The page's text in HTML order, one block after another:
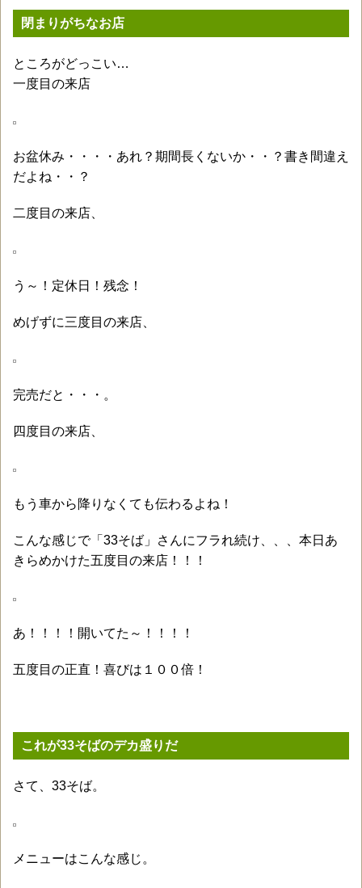
閉まりがちなお店
ところがどっこい…
一度目の来店
お盆休み・・・・あれ？期間長くないか・・？書き間違え
だよね・・？
二度目の来店、
う～！定休日！残念！
めげずに三度目の来店、
完売だと・・・。
四度目の来店、
もう車から降りなくても伝わるよね！
こんな感じで「33そば」さんにフラれ続け、、、本日あ
きらめかけた五度目の来店！！！
あ！！！！開いてた～！！！！
五度目の正直！喜びは１００倍！
これが33そばのデカ盛りだ
さて、33そば。
メニューはこんな感じ。